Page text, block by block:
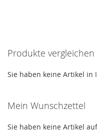
Produkte vergleichen
Sie haben keine Artikel in
Mein Wunschzettel
Sie haben keine Artikel